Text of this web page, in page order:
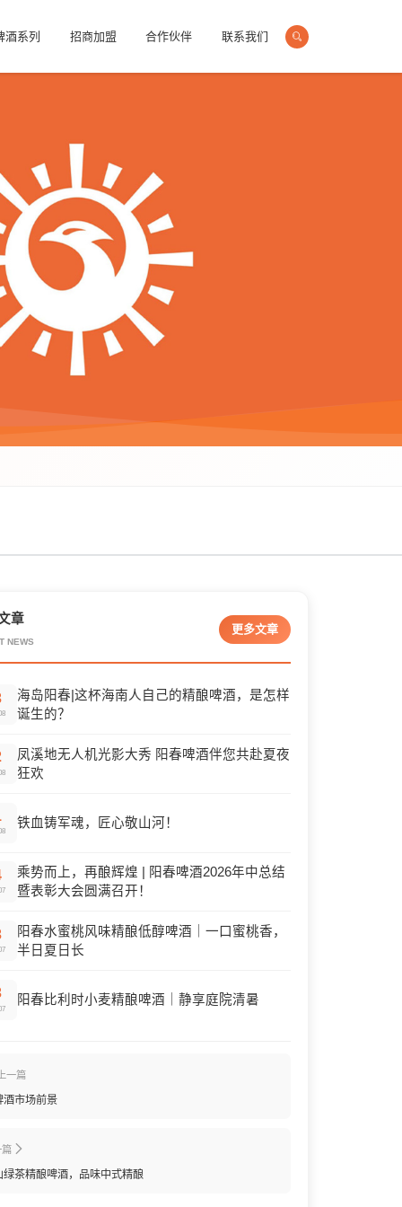
酒系列 招商加盟 合作伙伴 联系我们
章
NEWS
更多文章
海岛阳春|这杯海南人自己的精酿啤酒，是怎样
诞生的？
凤溪地无人机光影大秀 阳春啤酒伴您共赴夏夜
狂欢
铁血铸军魂，匠心敬山河！
乘势而上，再酿辉煌 | 阳春啤酒2026年中总结
暨表彰大会圆满召开！
阳春水蜜桃风味精酿低醇啤酒｜一口蜜桃香，
半日夏日长
阳春比利时小麦精酿啤酒｜静享庭院清暑
一篇
酒市场前景
篇
绿茶精酿啤酒，品味中式精酿